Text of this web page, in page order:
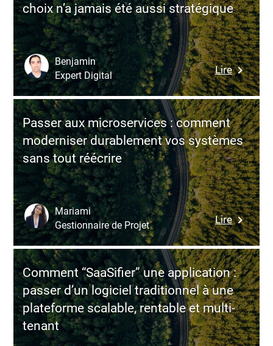
?
passer
de
“faire
du
logiciel”
à
de
bout
en
bout
choix n’a jamais été aussi stratégique
Lire:
Buy
vs
Build
:
Acheter
ou
un
logiciel
à
l’ère
de
l’IA,
le
choix
n’a
Benjamin
Expert Digital
Passer aux microservices : comment
moderniser durablement vos systèmes
sans tout réécrire
Lire:
Passer
aux
:
vos
Mariami
Gestionnaire de Projet
Comment “SaaSifier” une application :
passer d’un logiciel traditionnel à une
plateforme scalable, rentable et multi-
tenant